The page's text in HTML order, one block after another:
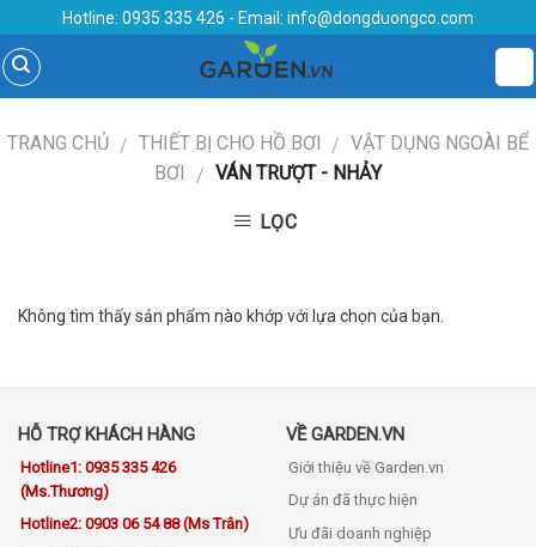
to
content
Hotline: 0935 335 426 - Email: info@dongduongco.com
TRANG CHỦ / THIẾT BỊ CHO HỒ BƠI / VẬT DỤNG NGOÀI BỂ
BƠI
/ VÁN TRƯỢT - NHẢY
LỌC
Không tìm thấy sản phẩm nào khớp với lựa chọn của bạn.
HỖ TRỢ KHÁCH HÀNG
Hotline1: 0935 335 426
(Ms.Thương)
Hotline2: 0903 06 54 88 (Ms Trân)
VỀ GARDEN.VN
Giới thiệu về Garden.vn
Dự án đã thực hiện
Ưu đãi doanh nghiệp